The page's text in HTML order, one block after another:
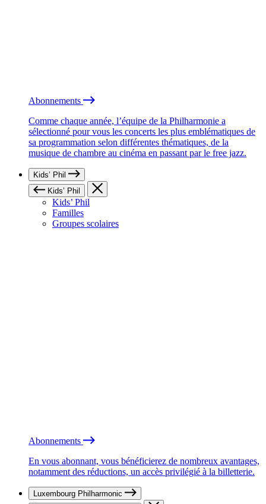
Abonnements
Comme chaque année, l’équipe de la Philharmonie a
sélectionné pour vous les concerts les plus emblématiques de
sa programmation selon différentes thématiques, de la
musique de chambre au cinéma en passant par le free jazz.
Kids’ Phil
Kids’ Phil
Kids’ Phil
Familles
Groupes scolaires
Abonnements
En vous abonnant, vous bénéficierez de nombreux avantages,
notamment des réductions, un accès privilégié à la billetterie.
Luxembourg Philharmonic